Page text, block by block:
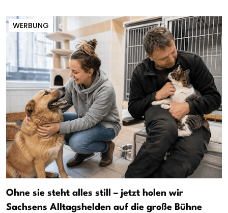
WERBUNG
Ohne sie steht alles still – jetzt holen wir
Sachsens Alltagshelden auf die große Bühne